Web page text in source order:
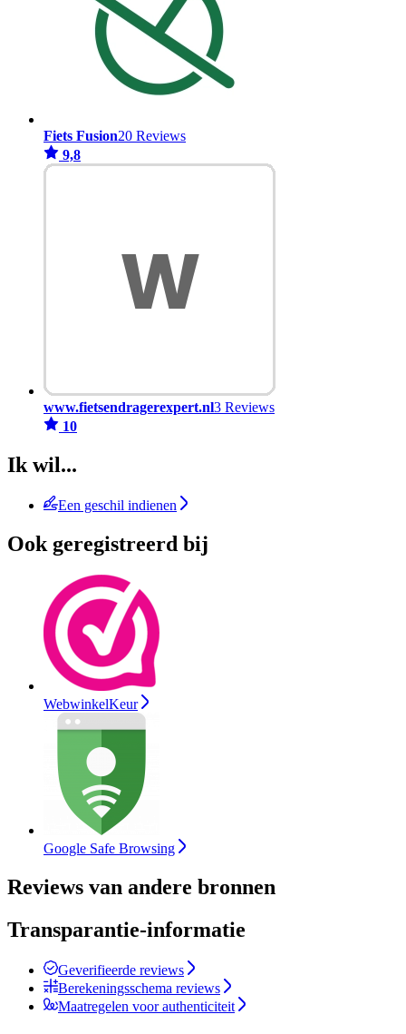
Fiets Fusion20 Reviews
9,8
www.fietsendragerexpert.nl3 Reviews
10
Ik wil...
Een geschil indienen
Ook geregistreerd bij
WebwinkelKeur
Google Safe Browsing
Reviews van andere bronnen
Transparantie-informatie
Geverifieerde reviews
Berekeningsschema reviews
Maatregelen voor authenticiteit